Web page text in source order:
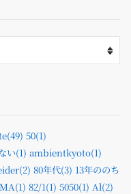
50(1)
い(1) ambientkyoto(1)
80年代(3) 13年ののち
82/1(1) 5050(1) Al(2)